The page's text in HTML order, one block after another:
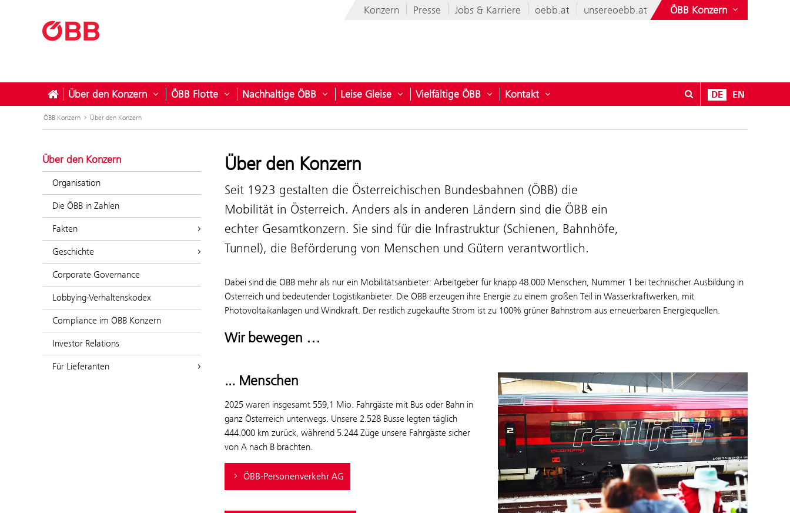
Konzern Presse Jobs & Karriere oebb.at unsereoebb.at ÖBB Konzern
Über den Konzern Untermenü öffnen für Über den Konzern
ÖBB Flotte Untermenü öffnen für ÖBB Flotte
Nachhaltige ÖBB Untermenü öffnen für Nachhaltige ÖBB
Leise Gleise Untermenü öffnen für Leise Gleise
Vielfältige ÖBB Untermenü öffnen für Vielfältige ÖBB
Kontakt Untermenü öffnen für Kontakt DE EN
ÖBB Konzern Über den Konzern
Über den Konzern
Organisation
Die ÖBB in Zahlen
Fakten
Geschichte
Corporate Governance
Lobbying-Verhaltenskodex
Compliance im ÖBB Konzern
Investor Relations
Für Lieferanten
Über den Konzern
Seit 1923 gestalten die Österreichischen Bundesbahnen (ÖBB) die
Mobilität in Österreich. Anders als in anderen Ländern sind die ÖBB ein
echter Gesamtkonzern. Sie sind für die Infrastruktur (Schienen, Bahnhöfe,
Tunnel), die Beförderung von Menschen und Gütern verantwortlich.
Dabei sind die ÖBB mehr als nur ein Mobilitätsanbieter: Arbeitgeber für knapp 48.000 Menschen, Nummer 1 bei technischer Ausbildung in
Österreich und bedeutender Logistikanbieter. Die ÖBB erzeugen ihre Energie zu einem großen Teil in Wasserkraftwerken, mit
Photovoltaikanlagen und Windkraft. Der restlich zugekaufte Strom ist zu 100% grüner Bahnstrom aus erneuerbaren Energiequellen.
Wir bewegen …
... Menschen
2025 waren insgesamt 559,1 Mio. Fahrgäste mit Bus oder Bahn in
ganz Österreich unterwegs. Unsere 2.528 Busse legten täglich
444.000 km zurück, während 5.244 Züge unsere Fahrgäste sicher
von A nach B brachten.
ÖBB-Personenverkehr AG